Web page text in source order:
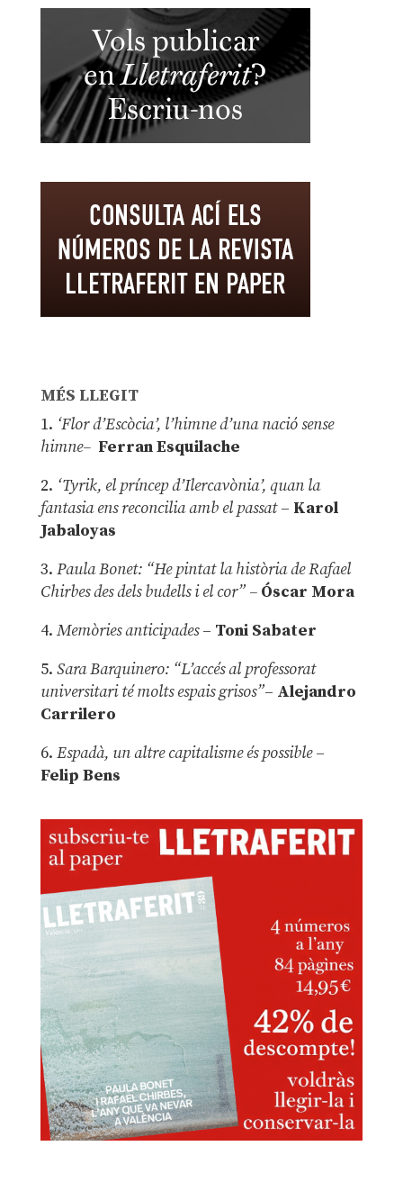
MÉS LLEGIT
1. ‘Flor d’Escòcia’, l’himne d’una nació sense
himne– Ferran Esquilache
2. ‘Tyrik, el príncep d’Ilercavònia’, quan la
fantasia ens reconcilia amb el passat– Karol
Jabaloyas
3. Paula Bonet: “He pintat la història de Rafael
Chirbes des dels budells i el cor” –Óscar Mora
4. Memòries anticipades– Toni Sabater
5. Sara Barquinero: “L’accés al professorat
universitari té molts espais grisos”– Alejandro
Carrilero
6. Espadà, un altre capitalisme és possible –
Felip Bens